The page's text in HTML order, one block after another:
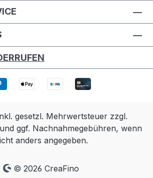
gesetzl. Mehrwertsteuer zzgl.
und ggf. Nachnahmegebühren, wenn
anders angegeben.
© 2026 CreaFino